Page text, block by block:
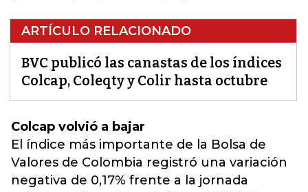
ARTÍCULO RELACIONADO
BVC publicó las canastas de los índices
Colcap, Coleqty y Colir hasta octubre
Colcap volvió a bajar
El índice más importante de la Bolsa de
Valores de Colombia registró una variación
negativa de 0,17% frente a la jornada